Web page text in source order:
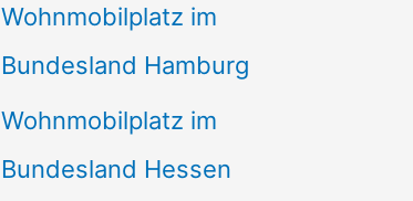
Wohnmobilplatz im
Bundesland Hamburg
Wohnmobilplatz im
Bundesland Hessen